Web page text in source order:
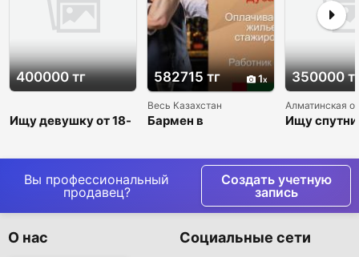
400000 тг
Ищу девушку от 18-
582715 тг 1
Весь Казахстан
Бармен в
+ опыт работы +
язык.
350000
Алматинская
Ищу
Вы профессиональный
продавец?
Создать учетную
запись
О нас Социальные сети